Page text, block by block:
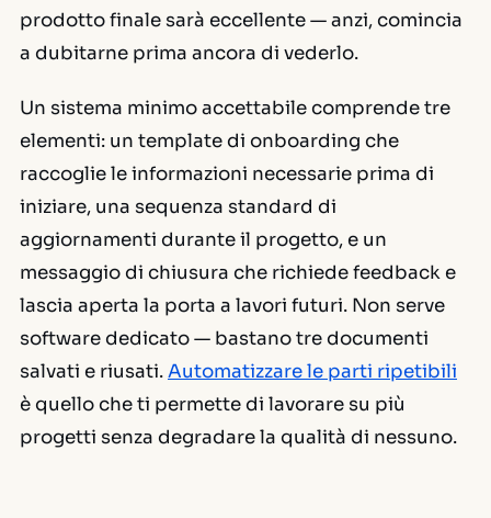
prodotto finale sarà eccellente — anzi, comincia
a dubitarne prima ancora di vederlo.
Un sistema minimo accettabile comprende tre
elementi: un template di onboarding che
raccoglie le informazioni necessarie prima di
iniziare, una sequenza standard di
aggiornamenti durante il progetto, e un
messaggio di chiusura che richiede feedback e
lascia aperta la porta a lavori futuri. Non serve
software dedicato — bastano tre documenti
salvati e riusati.Automatizzare le parti ripetibili
è quello che ti permette di lavorare su più
progetti senza degradare la qualità di nessuno.